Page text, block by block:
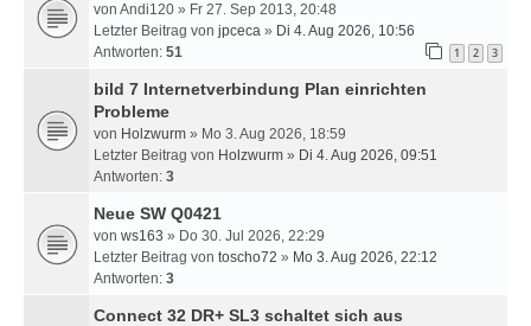
von Andi120 » Fr 27. Sep 2013, 20:48
Letzter Beitrag von jpceca » Di 4. Aug 2026, 10:56
Antworten: 51 1 2 3
bild 7 Internetverbindung Plan einrichten
Probleme
von Holzwurm » Mo 3. Aug 2026, 18:59
Letzter Beitrag von Holzwurm » Di 4. Aug 2026, 09:51
Antworten: 3
Neue SW Q0421
von ws163 » Do 30. Jul 2026, 22:29
Letzter Beitrag von toscho72 » Mo 3. Aug 2026, 22:12
Antworten: 3
Connect 32 DR+ SL3 schaltet sich aus